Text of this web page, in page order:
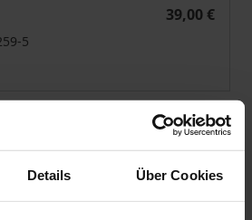
Details Über Cookies
39,00 €
5
Abhängig von der Lieferadresse
Kasse variieren.
den Warenkorb